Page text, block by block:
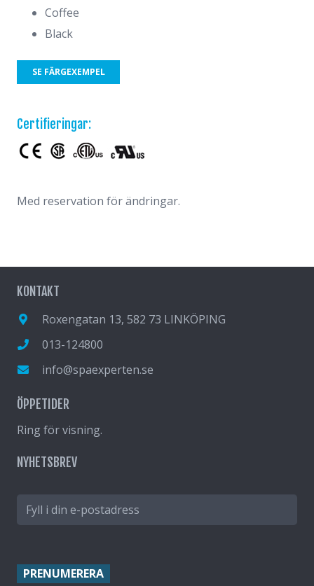
Coffee
Black
SE FÄRGEXEMPEL
Certifieringar:
Med reservation för ändringar.
KONTAKT
Roxengatan 13, 582 73 LINKÖPING
013-124800
info@spaexperten.se
ÖPPETIDER
Ring för visning.
NYHETSBREV